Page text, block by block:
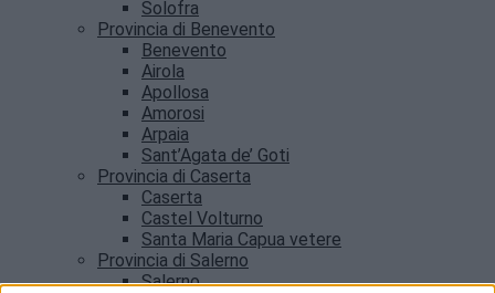
Solofra
Provincia di Benevento
Benevento
Airola
Apollosa
Amorosi
Arpaia
Sant’Agata de’ Goti
Provincia di Caserta
Caserta
Castel Volturno
Santa Maria Capua vetere
Provincia di Salerno
Salerno